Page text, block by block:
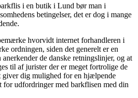
i en butik i Lund bør man i
betingelser, det er dog i mange
hvorvidt internet forhandleren i
ordningen, siden det generelt er en
de danske retningslinjer, og at
til af jurister der er meget fortrolige de
giver dig mulighed for en hjælpende
for udfordringer med barkflisen med din